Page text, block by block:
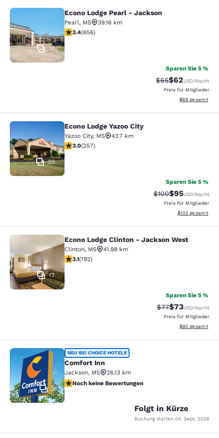
Econo Lodge Pearl - Jackson
31
Econo Lodge Pearl - Jackson
Pearl, MS
39.16 km
3.36-Sterne-Bewertung. Gut. 656 Bewertungen
3.4(656)
Sparen Sie 5 %
$65Vergünstigter
$62USD/Nacht
Preis für Mitglieder
Geschätzte
$69 gesamt
Econo Lodge Yazoo City
20
Econo Lodge Yazoo City
Yazoo City, MS
43.7 km
3.04-Sterne-Bewertung. Mittelmäßig. 257
3.0(257)
Sparen Sie 5 %
Durchgestrichener
$100Vergünstigter
$95USD/Nacht
Preis für Mitglieder
Geschätzte
$103 gesamt
Econo Lodge Clinton - Jackson
17
Econo Lodge Clinton - Jackson West
Clinton, MS
41.98 km
3.14-Sterne-Bewertung. Gut. 192 Bewertungen
3.1(192)
Sparen Sie 5 %
$77Vergünstigter
$73USD/Nacht
Preis für Mitglieder
Geschätzte
$80 gesamt
Comfort Inn
2
NEU BEI CHOICE HOTELS
Comfort Inn
Jackson, MS
26.13 km
Noch keine Bewertungen
Noch keine Bewertungen
Folgt in Kürze
Buchung starten 04. Sept. 2026